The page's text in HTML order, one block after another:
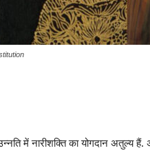
में नारीशक्ति का योगदान अतुल्य